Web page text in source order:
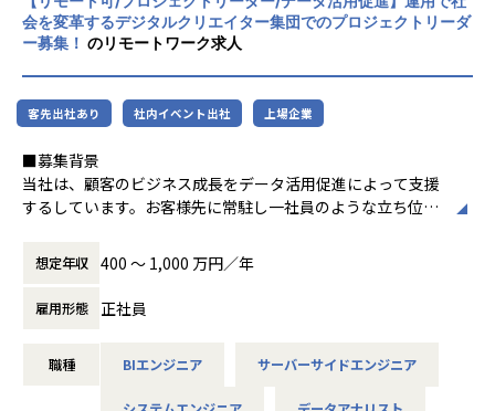
Sun*は世界平和を目指します。 世界を見渡せ
ば、SDGsで語られるような大きな社会課題
から、身の回りの小さな生活の課題まで様々
な課題があふれています。私たちはそういっ
た課題解決に、デジタルテクノロジーとクリ
そして課題解決の先の未来、人がそれぞれ思
い描く価値を、「自由に創造できる世界」の
に、新たな価値を創造することにワクワク
い状態、それが私たちにとっての世界平和で
築します。
会を変革するデジタルクリエイター集団でのプロジェクトリーダ
ー募集！ のリモートワーク求人
客先出社あり 社内イベント出社 上場企業
■募集背景
当社は、顧客のビジネス成長をデータ活用促進によって支援
するしています。お客様先に常駐し一社員のような立ち位置
年、顧客のニーズはますます多様化しており、顧客一人ひと
りに寄り添ったきめ対応が求められています。そこで、顧客
との信頼関係を構築し、要望を的確に捉え、データ活用を促
進するプロジェクトリーダーを募集いたします。リーダーシ
待しています。
想定年収 400 〜 1,000 万円／年
雇用形態 正社員
職種 BIエンジニア サーバーサイドエンジニア